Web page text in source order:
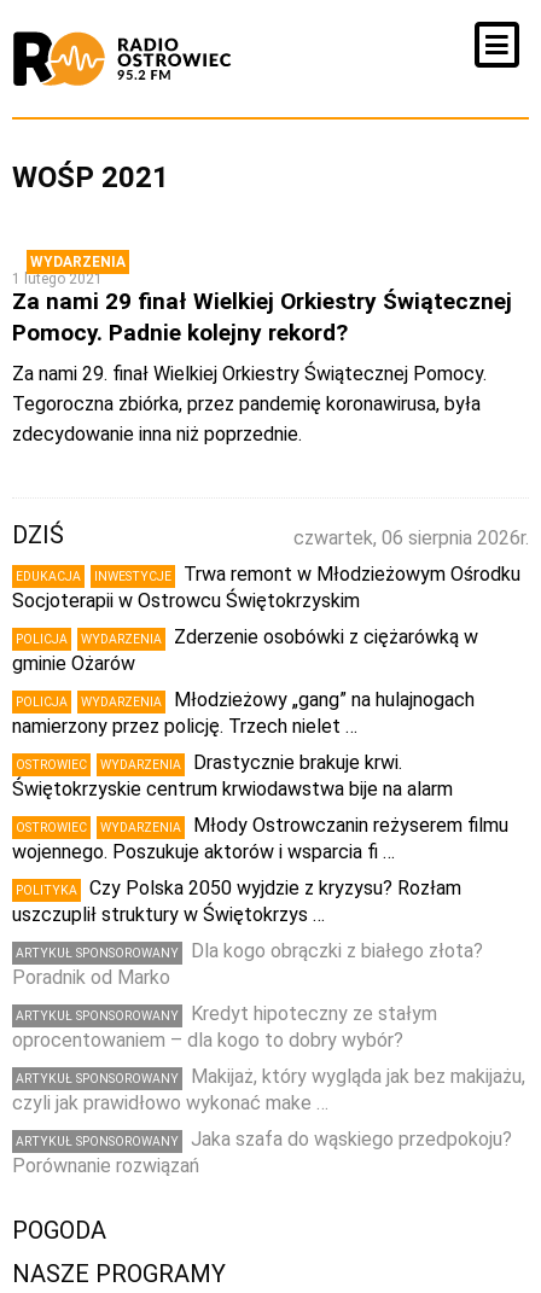
WOŚP 2021
WYDARZENIA
1 lutego 2021
Za nami 29 finał Wielkiej Orkiestry Świątecznej
Pomocy. Padnie kolejny rekord?
Za nami 29. finał Wielkiej Orkiestry Świątecznej Pomocy.
Tegoroczna zbiórka, przez pandemię koronawirusa, była
zdecydowanie inna niż poprzednie.
czwartek, 06 sierpnia 2026r.
DZIŚ
EDUKACJA INWESTYCJE
Trwa remont w Młodzieżowym Ośrodku
Socjoterapii w Ostrowcu Świętokrzyskim
POLICJA WYDARZENIA
Zderzenie osobówki z ciężarówką w
gminie Ożarów
POLICJA WYDARZENIA
Młodzieżowy „gang” na hulajnogach
namierzony przez policję. Trzech nielet …
OSTROWIEC WYDARZENIA
Drastycznie brakuje krwi.
Świętokrzyskie centrum krwiodawstwa bije na alarm
OSTROWIEC WYDARZENIA
Młody Ostrowczanin reżyserem filmu
wojennego. Poszukuje aktorów i wsparcia fi …
POLITYKA
Czy Polska 2050 wyjdzie z kryzysu? Rozłam
uszczuplił struktury w Świętokrzys …
ARTYKUŁ SPONSOROWANY
Dla kogo obrączki z białego złota?
Poradnik od Marko
ARTYKUŁ SPONSOROWANY
Kredyt hipoteczny ze stałym
oprocentowaniem – dla kogo to dobry wybór?
ARTYKUŁ SPONSOROWANY
Makijaż, który wygląda jak bez makijażu,
czyli jak prawidłowo wykonać make …
ARTYKUŁ SPONSOROWANY
Jaka szafa do wąskiego przedpokoju?
Porównanie rozwiązań
POGODA
NASZE PROGRAMY